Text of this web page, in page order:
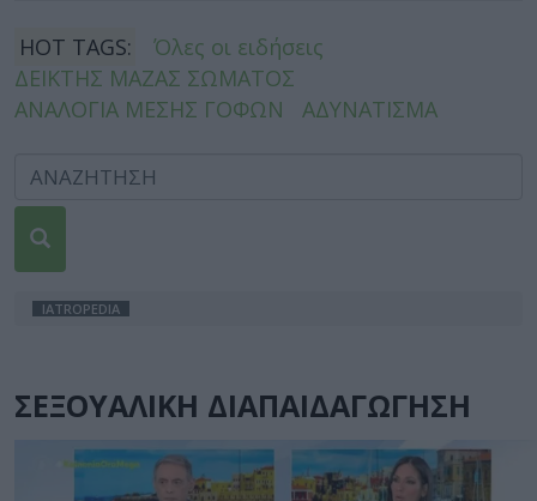
HOT TAGS:
Όλες οι ειδήσεις
ΔΕΙΚΤΗΣ ΜΑΖΑΣ ΣΩΜΑΤΟΣ
ΑΝΑΛΟΓΙΑ ΜΕΣΗΣ ΓΟΦΩΝ
ΑΔΥΝΑΤΙΣΜΑ
IATROPEDIA
ΣΕΞΟΥΑΛΙΚΗ ΔΙΑΠΑΙΔΑΓΩΓΗΣΗ